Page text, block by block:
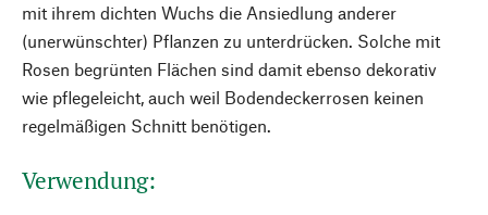
mit ihrem dichten Wuchs die Ansiedlung anderer
(unerwünschter) Pflanzen zu unterdrücken. Solche mit
Rosen begrünten Flächen sind damit ebenso dekorativ
wie pflegeleicht, auch weil Bodendeckerrosen keinen
regelmäßigen Schnitt benötigen.
Verwendung: